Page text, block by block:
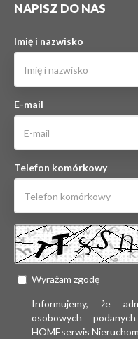
NAPISZ DO NAS
Imię i nazwisko
E-mail
Telefon komórkowy
Wyrażam zgodę
Informujemy, że
osobowych
HOMEserwis